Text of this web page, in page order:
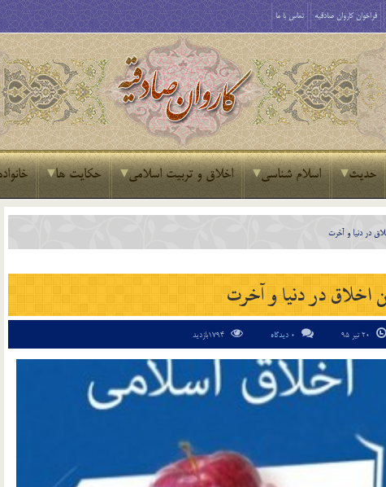
فراخوان کاروان صادقیه تماس با ما
حدیث اسلام شناسی اخلاق و تربیت اسلامی حکایت ها
در دنیا و آخرت
اخلاق در دنیا و آخرت
0 دیدگاه